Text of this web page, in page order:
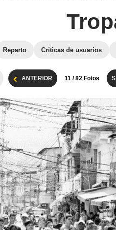
Reparto Críticas de usuarios
ANTERIOR 11 / 82 Fotos